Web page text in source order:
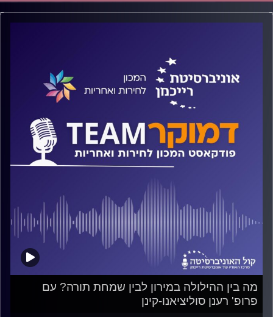
מה בין ההילולה במירון לבין שמחת תורה? עם
פרופ' רענן סוליציאנו-קינן